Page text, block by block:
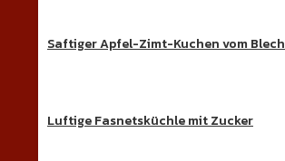
Saftiger Apfel-Zimt-Kuchen vom Blech
Luftige Fasnetsküchle mit Zucker